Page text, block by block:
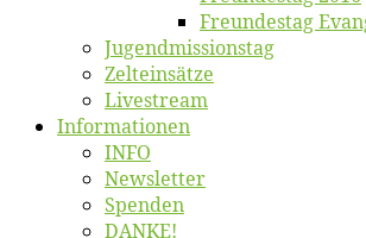
Freun­des­tag
Jugend­mis­sions­tag
Zelt­ein­sät­ze
Live­stream
Informatio­nen
INFO
News­let­ter
Spen­den
DANKE!